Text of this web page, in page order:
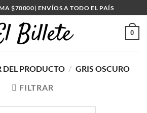
$70000| ENVÍOS A TODO EL PAÍS
0
DEL PRODUCTO / GRIS OSCURO
FILTRAR